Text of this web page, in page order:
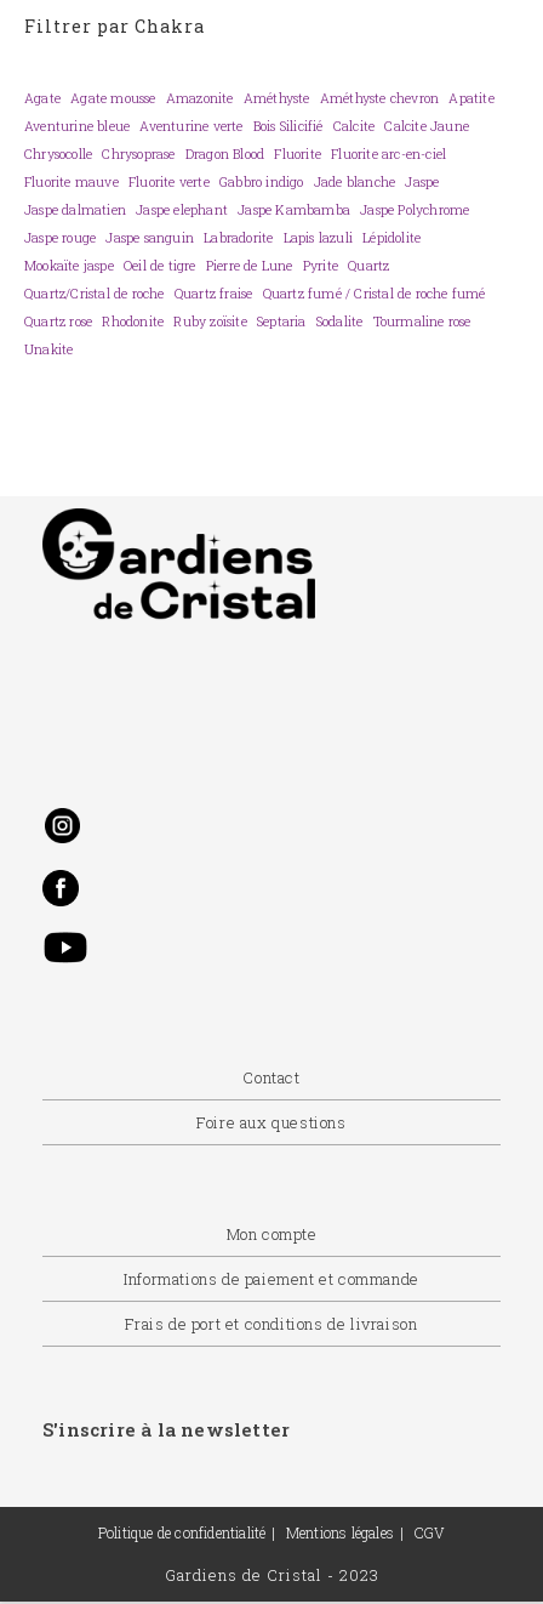
Filtrer par Chakra
Agate Agate mousse Amazonite Améthyste Améthyste chevron
Apatite
Aventurine bleue
Aventurine verte Bois Silicifié Calcite
Calcite Jaune
Chrysocolle
Chrysoprase Dragon Blood Fluorite Fluorite arc-en-ciel
Fluorite mauve Fluorite verte Gabbro indigo Jade blanche
Jaspe
Jaspe dalmatien Jaspe elephant Jaspe Kambamba Jaspe Polychrome
Jaspe rouge
Jaspe sanguin Labradorite Lapis lazuli Lépidolite
Mookaïte jaspe Oeil de tigre Pierre de Lune Pyrite Quartz
Quartz/Cristal de roche
Quartz fraise
Quartz fumé / Cristal de roche fumé
Quartz rose
Rhodonite Ruby zoïsite Septaria Sodalite
Tourmaline rose
Unakite
Contact
Foire aux questions
Mon compte
Informations de paiement et commande
Frais de port et conditions de livraison
S'inscrire à la newsletter
Politique de confidentialité Mentions légales CGV
Gardiens de Cristal - 2023